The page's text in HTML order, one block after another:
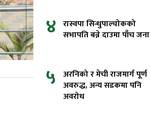
४ रास्वपा सिन्धुपाल्चोकको
सभापति बन्ने दाउमा पाँच जना
५ अरनिको र मेची राजमार्ग पूर्ण
अवरुद्ध, अन्य सडकमा पनि
अवरोध